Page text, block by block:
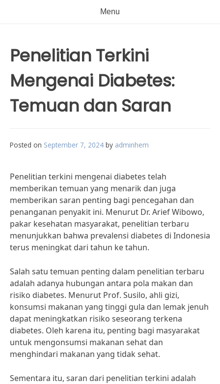
Menu
Penelitian Terkini
Mengenai Diabetes:
Temuan dan Saran
Posted on September 7, 2024 by adminhem
Penelitian terkini mengenai diabetes telah
memberikan temuan yang menarik dan juga
memberikan saran penting bagi pencegahan dan
penanganan penyakit ini. Menurut Dr. Arief Wibowo,
pakar kesehatan masyarakat, penelitian terbaru
menunjukkan bahwa prevalensi diabetes di Indonesia
terus meningkat dari tahun ke tahun.
Salah satu temuan penting dalam penelitian terbaru
adalah adanya hubungan antara pola makan dan
risiko diabetes. Menurut Prof. Susilo, ahli gizi,
konsumsi makanan yang tinggi gula dan lemak jenuh
dapat meningkatkan risiko seseorang terkena
diabetes. Oleh karena itu, penting bagi masyarakat
untuk mengonsumsi makanan sehat dan
menghindari makanan yang tidak sehat.
Sementara itu, saran dari penelitian terkini adalah